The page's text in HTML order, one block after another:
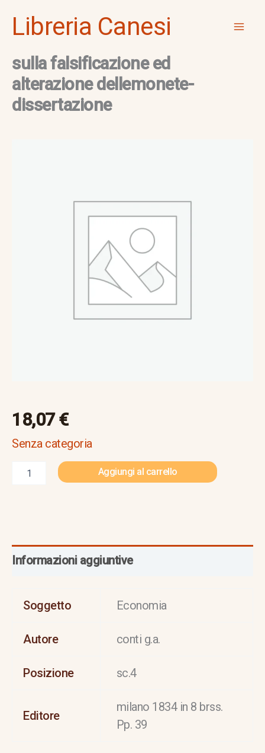
Libreria Canesi
sulla falsificazione ed
alterazione dellemonete-
dissertazione
18,07€
Senza categoria
Aggiungi al carrello
Informazioni aggiuntive
Soggetto Economia
Autore conti g.a.
Posizione sc.4
Editore
milano 1834 in 8 brss.
Pp. 39